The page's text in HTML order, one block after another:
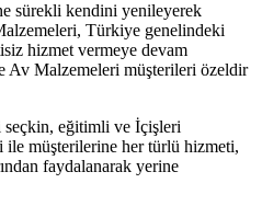
sürekli kendini yenileyerek
Türkiye genelindeki
hizmet vermeye devam
Av Malzemeleri müşterileri özeldir
seçkin, eğitimli ve İçişleri
ile müşterilerine her türlü hizmeti,
faydalanarak yerine